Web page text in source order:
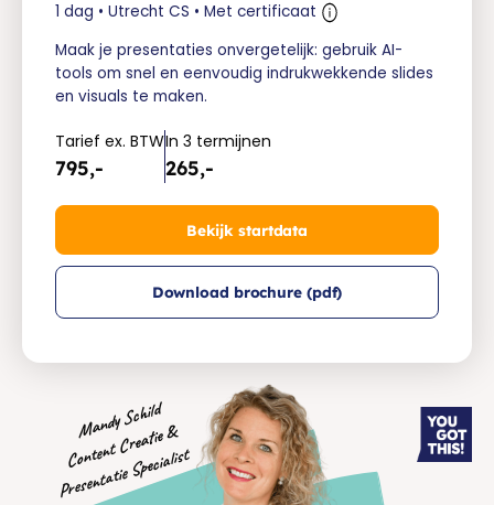
1 dag • Utrecht CS • Met certificaat
Maak je presentaties onvergetelijk: gebruik AI-
tools om snel en eenvoudig indrukwekkende slides
en visuals te maken.
Tarief ex. BTW
795,-
In 3 termijnen
265,-
Bekijk startdata
Download brochure (pdf)
Mandy Schild
Co
nte
nt
Cre
atie
&
Prese
nt
atie
Speci
alist